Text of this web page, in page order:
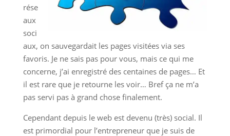
rése
aux
soci
aux, on sauvegardait les pages visitées via ses
favoris. Je ne sais pas pour vous, mais ce qui me
concerne, j’ai enregistré des centaines de pages… Et
il est rare que je retourne les voir… Bref ça ne m’a
pas servi pas à grand chose finalement.
Cependant depuis le web est devenu (très) social. Il
est primordial pour l’entrepreneur que je suis de